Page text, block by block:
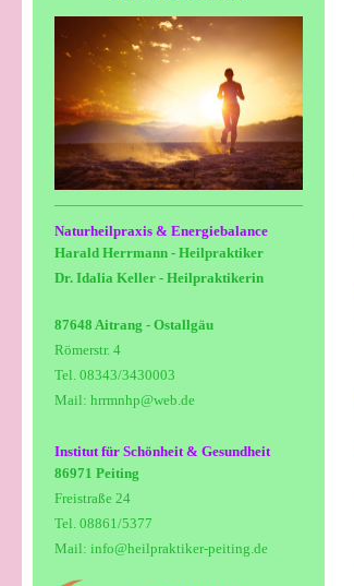
Naturheilpraxis & Energiebalance
Harald Herrmann - Heilpraktiker
Dr. Idalia Keller - Heilpraktikerin
87648 Aitrang - Ostallgäu
Römerstr. 4
Tel. 08343/3430003
Mail: hrrmnhp@web.de
Institut für Schönheit & Gesundheit
86971 Peiting
Freistraße 24
Tel. 08861/5377
Mail: info@heilpraktiker-peiting.de